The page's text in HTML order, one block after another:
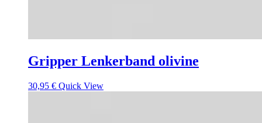
Gripper Lenkerband olivine
30,95 € Quick View